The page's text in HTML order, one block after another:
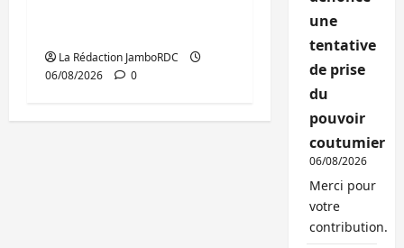
La Rédaction JamboRDC
06/08/2026
0
une
tentative
de prise
du
pouvoir
coutumier
06/08/2026
Merci pour
votre
contribution.